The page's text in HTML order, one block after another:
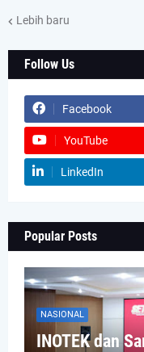
Lebih baru
Follow Us
Facebook
YouTube
LinkedIn
Popular Posts
NASIONAL
INOTEK dan